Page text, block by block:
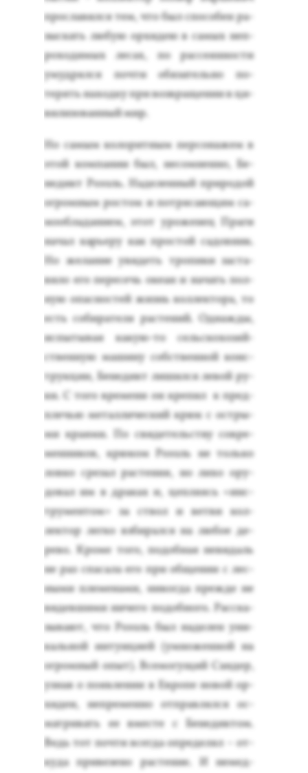
прос­ла­вил­ся тем, что был спо­собен ра­
зыс­кать лю­бую ор­хи­дею в са­мых неп­
ро­ходи­мых ле­сах, по рас­се­ян­ности
умуд­рялся поч­ти обя­затель­но по­
терять на­ход­ку при воз­вра­щении в ци­
вили­зован­ный мир.
Но са­мым ко­лорит­ным пер­со­нажем в
этой ком­па­нии был, не­сом­ненно, Бе­
недикт Ро­эзль. На­делен­ный при­родой
ог­ромным рос­том и пот­ря­са­ющим са­
мо­об­ла­дани­ем, этот уро­женец Пра­ги
на­чал карь­еру как прос­той са­дов­ник.
Но же­лание уви­деть тро­пики зас­та­
вило его пе­ресечь оке­ан и на­чать пол­
ную опас­ностей жизнь кол­лекто­ра, то
есть со­бира­теля рас­те­ний. Од­нажды,
ис­пы­тывая ка­кую-то сель­ско­хозяй­
ствен­ную ма­шину собс­твен­ной конс­
трук­ции, Бе­недикт ли­шил­ся ле­вой ру­
ки. С то­го вре­мени он кре­пил к пред­
плечью ме­тал­ли­чес­кий крюк с ос­тры­
ми кра­ями. По сви­детель­ству сов­ре­
мен­ни­ков, крю­ком Ро­эзль не толь­ко
лов­ко сре­зал рас­те­ния, но ли­хо ору­
довал им в дра­ках и, цеп­ля­ясь «инс­
тру­мен­том» за ствол и вет­ви кол­
лектор лег­ко взби­рал­ся на лю­бое де­
рево. Кро­ме то­го, по­доб­ная не­видаль
не раз спа­сала его при об­ще­нии с лес­
ны­ми пле­мена­ми, ни­ког­да преж­де не
ви­дев­ши­ми ни­чего по­доб­но­го. Рас­ска­
зыва­ют, что Ро­эзль был на­делен уни­
каль­ной ин­ту­ици­ей (ум­но­жен­ной на
ог­ромный опыт). Все­могу­щий Сан­дер,
уз­нав о по­яв­ле­нии в Ев­ро­пе но­вой ор­
хи­деи, неп­ре­мен­но от­прав­лялся ос­
матри­вать ее вмес­те с Бе­недик­том.
Ведь тот поч­ти всег­да оп­ре­делял – от­
ку­да при­везе­но рас­те­ние. И не­мед­